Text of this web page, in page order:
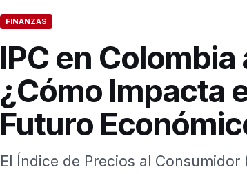
FINANZAS
IPC en
¿Cómo Impacta
Futuro
El Índice de Precios al